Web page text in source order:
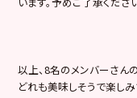
以上、8名のメンバーさん
どれも美味しそうで楽し